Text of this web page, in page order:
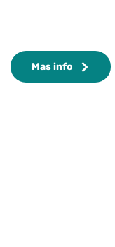
Mas info